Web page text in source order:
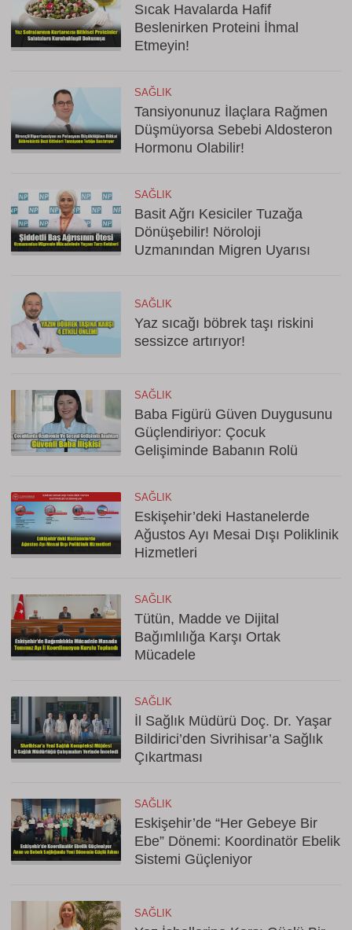
Sıcak Havalarda Hafif
Beslenirken Proteini İhmal
Etmeyin!
SAĞLIK
Tansiyonunuz İlaçlara Rağmen
Düşmüyorsa Sebebi Aldosteron
Hormonu Olabilir!
SAĞLIK
Basit Ağrı Kesiciler Tuzağa
Dönüşebilir! Nöroloji
Uzmanından Migren Uyarısı
SAĞLIK
Yaz sıcağı böbrek taşı riskini
sessizce artırıyor!
SAĞLIK
Baba Figürü Güven Duygusunu
Güçlendiriyor: Çocuk
Gelişiminde Babanın Rolü
SAĞLIK
Eskişehir’deki Hastanelerde
Ağustos Ayı Mesai Dışı Poliklinik
Hizmetleri
SAĞLIK
Tütün, Madde ve Dijital
Bağımlılığa Karşı Ortak
Mücadele
SAĞLIK
İl Sağlık Müdürü Doç. Dr. Yaşar
Bildirici’den Sivrihisar’a Sağlık
Çıkartması
SAĞLIK
Eskişehir’de “Her Gebeye Bir
Ebe” Dönemi: Koordinatör Ebelik
Sistemi Güçleniyor
SAĞLIK